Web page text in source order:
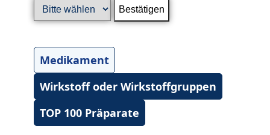
Medikament
Wirkstoff oder Wirkstoffgruppen
TOP 100 Präparate